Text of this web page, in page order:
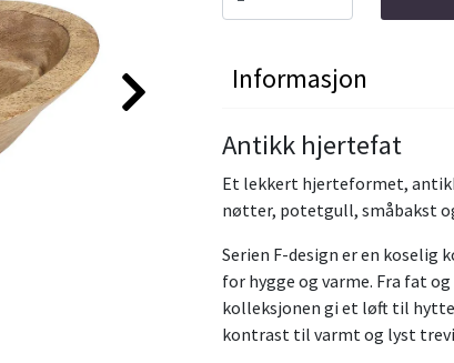
Informasjon
Antikk hjertefat
Et lekkert hjerteformet,
nøtter, potetgull, småbakst
Serien F-design er en koselig
for hygge og varme. Fra fat
kolleksjonen gi et løft til
kontrast til varmt og lyst